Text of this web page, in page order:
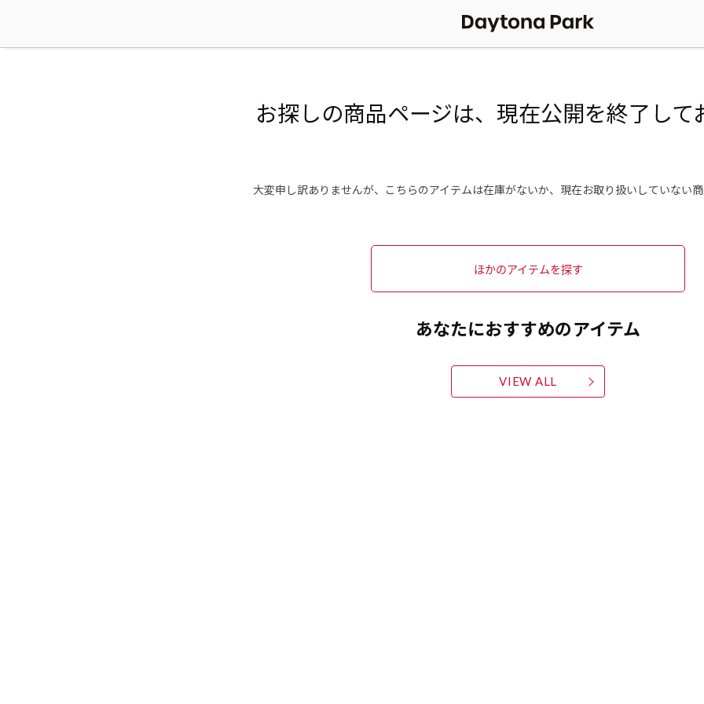
お探しの商品ページは、現在公開を終了して
大変申し訳ありませんが、こちらのアイテムは在庫がないか、現在お取り扱いしていない商
ほかのアイテムを探す
あなたにおすすめのアイテム
VIEW ALL